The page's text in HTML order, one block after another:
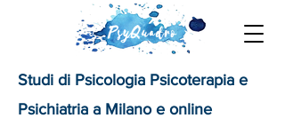
Studi di Psicologia Psicoterapia e
Psichiatria a Milano e online